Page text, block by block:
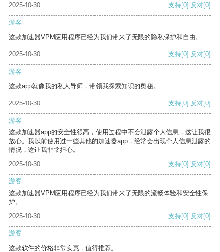
2025-10-30 支持[0] 反对[0]
游客
这款加速器VPM应用程序已经为我们带来了无限的隐私保护和自由。
2025-10-30 支持[0] 反对[0]
游客
这款app就像我的私人导师，带领我探索知识的奥秘。
2025-10-30 支持[0] 反对[0]
游客
这款加速器app的安全性很高，使用过程中不会泄露个人信息，这让我很
放心。我以前使用过一些其他的加速器app，经常会出现个人信息泄露的
情况，这让我非常担心。
2025-10-30
支持[0] 反对[0]
游客
这款加速器VPM应用程序已经为我们带来了无限的流畅体验和安全性保
护。
2025-10-30
支持[0] 反对[0]
游客
这款软件的价格非常实惠，值得推荐。